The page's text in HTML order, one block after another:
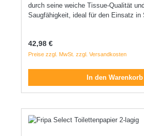
durch seine weiche Tissue-Qualität
Saugfähigkeit, ideal für den Einsatz in
Recyclingmaterial hergestellt Je Rolle 250 Blatt Perforiert
für einfaches Abtrennen Mit
Regulärer Preis:
42,98 €
Preise zzgl. MwSt. zzgl. Versandkosten
In den Warenkorb